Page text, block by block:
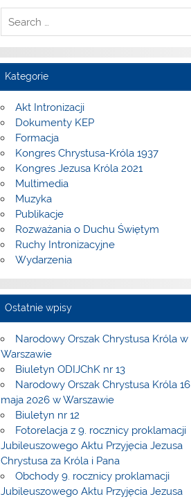
Kategorie
Akt Intronizacji
Dokumenty KEP
Formacja
Kongres Chrystusa-Króla 1937
Kongres Jezusa Króla 2021
Multimedia
Muzyka
Publikacje
Rozważania o Duchu Świętym
Ruchy Intronizacyjne
Wydarzenia
Ostatnie wpisy
Narodowy Orszak Chrystusa Króla w
Warszawie
Biuletyn ODIJChK nr 13
Narodowy Orszak Chrystusa Króla 16
maja 2026 w Warszawie
Biuletyn nr 12
Fotorelacja z 9. rocznicy proklamacji
Jubileuszowego Aktu Przyjęcia Jezusa
Chrystusa za Króla i Pana
Obchody 9. rocznicy proklamacji
Jubileuszowego Aktu Przyjęcia Jezusa